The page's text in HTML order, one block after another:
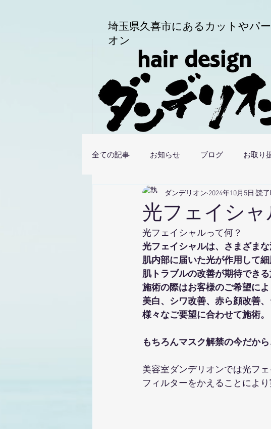
埼玉県久喜市にある カットやパ
オン
全ての記事 お知らせ ブログ お取り
光フェイシャ
ダンデリオン 2024年10月5日 読
光フェイシャルって何？
光フェイシャルは、さまざま
肌内部に届いた光が作用して細
肌トラブルの改善が期待できる
施術の際はお客様のご希望に
美白、シワ改善、赤ら顔改善
様々なご要望に合わせて施術。
もちろんマスク解禁の今だか
美容室ダンデリオンでは光フ
フィルターをかえることにより